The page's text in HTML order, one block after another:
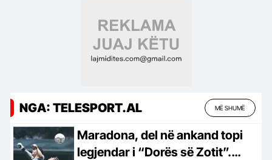
NGA: TELESPORT.AL MË SHUMË
Maradona, del në ankand topi
legjendar i “Dorës së Zotit”.